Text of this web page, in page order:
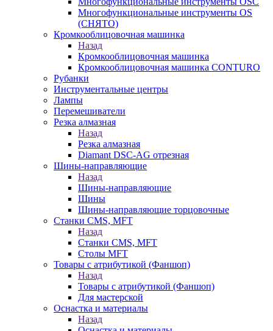
Многофункциональные инструменты OS
(СНЯТО)
Кромкооблицовочная машинка
Назад
Кромкооблицовочная машинка
Кромкооблицовочная машинка CONTURO
Рубанки
Инструментальные центры
Лампы
Перемешиватели
Резка алмазная
Назад
Резка алмазная
Diamant DSC-AG отрезная
Шины-направляющие
Назад
Шины-направляющие
Шины
Шины-направляющие торцовочные
Станки CMS, MFT
Назад
Станки CMS, MFT
Столы MFT
Товары с атрибутикой (Фаншоп)
Назад
Товары с атрибутикой (Фаншоп)
Для мастерской
Оснастка и материалы
Назад